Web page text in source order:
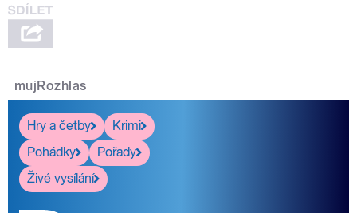
mujRozhlas
Hry a četby
Krimi
Pohádky
Pořady
Živé vysílání